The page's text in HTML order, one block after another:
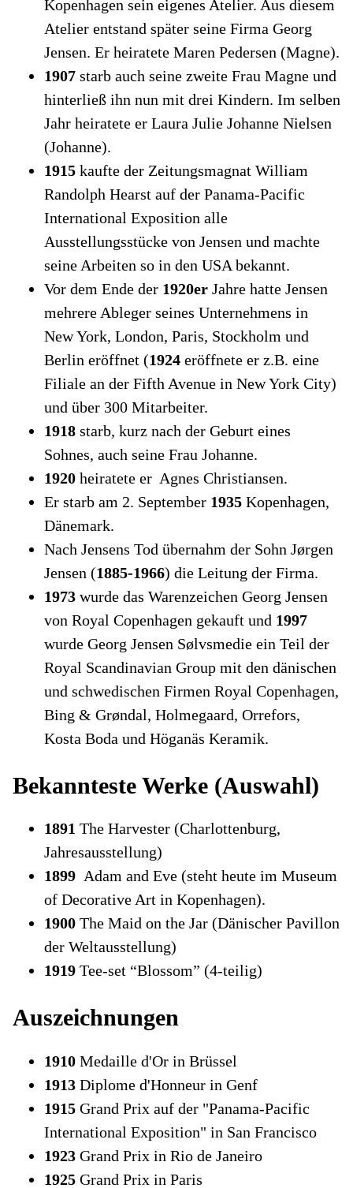
Kopenhagen sein eigenes Atelier. Aus diesem
Atelier entstand später seine Firma Georg
Jensen. Er heiratete Maren Pedersen (Magne).
1907 starb auch seine zweite Frau Magne und
hinterließ ihn nun mit drei Kindern. Im selben
Jahr heiratete er Laura Julie Johanne Nielsen
(Johanne).
1915 kaufte der Zeitungsmagnat William
Randolph Hearst auf der Panama-Pacific
International Exposition alle
Ausstellungsstücke von Jensen und machte
seine Arbeiten so in den USA bekannt.
Vor dem Ende der 1920er Jahre hatte Jensen
mehrere Ableger seines Unternehmens in
New York, London, Paris, Stockholm und
Berlin eröffnet (1924 eröffnete er z.B. eine
Filiale an der Fifth Avenue in New York City)
und über 300 Mitarbeiter.
1918 starb, kurz nach der Geburt eines
Sohnes, auch seine Frau Johanne.
1920 heiratete er Agnes Christiansen.
Er starb am 2. September 1935 Kopenhagen,
Dänemark.
Nach Jensens Tod übernahm der Sohn Jørgen
Jensen (1885-1966) die Leitung der Firma.
1973 wurde das Warenzeichen Georg Jensen
von Royal Copenhagen gekauft und 1997
wurde Georg Jensen Sølvsmedie ein Teil der
Royal Scandinavian Group mit den dänischen
und schwedischen Firmen Royal Copenhagen,
Bing & Grøndal, Holmegaard, Orrefors,
Kosta Boda und Höganäs Keramik.
Bekannteste Werke (Auswahl)
1891 The Harvester (Charlottenburg,
Jahresausstellung)
1899 Adam and Eve (steht heute im Museum
of Decorative Art in Kopenhagen).
1900 The Maid on the Jar (Dänischer Pavillon
der Weltausstellung)
1919 Tee-set “Blossom” (4-teilig)
Auszeichnungen
1910 Medaille d'Or in Brüssel
1913 Diplome d'Honneur in Genf
1915 Grand Prix auf der "Panama-Pacific
International Exposition" in San Francisco
1923 Grand Prix in Rio de Janeiro
1925 Grand Prix in Paris